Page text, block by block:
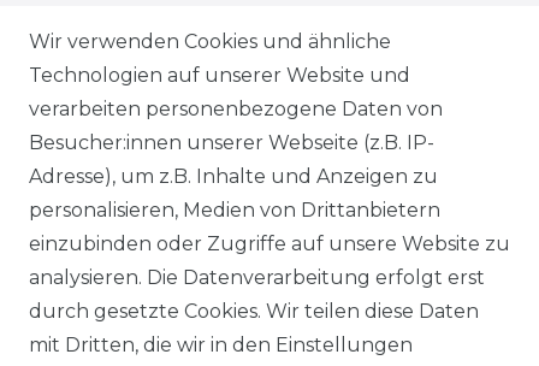
VERSANDARTEN & -KOSTEN
GEWERBETREIBENDE?
HILFE
KONTAKT
ANFAHRT
Wir verwenden Cookies und ähnliche
Technologien auf unserer Website und
verarbeiten personenbezogene Daten von
Besucher:innen unserer Webseite (z.B. IP-
Adresse), um z.B. Inhalte und Anzeigen zu
personalisieren, Medien von Drittanbietern
einzubinden oder Zugriffe auf unsere Website zu
analysieren. Die Datenverarbeitung erfolgt erst
durch gesetzte Cookies. Wir teilen diese Daten
mit Dritten, die wir in den Einstellungen